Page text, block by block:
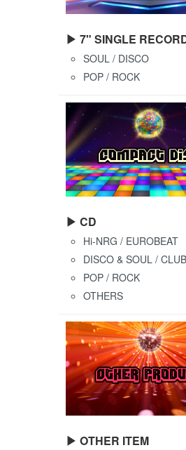
▶ 7" SINGLE
SOUL / DISCO
POP / ROCK
▶ CD
Hi-NRG / EUROBEAT
DISCO & SOUL / CLUB
POP / ROCK
OTHERS
▶ OTHER ITEM